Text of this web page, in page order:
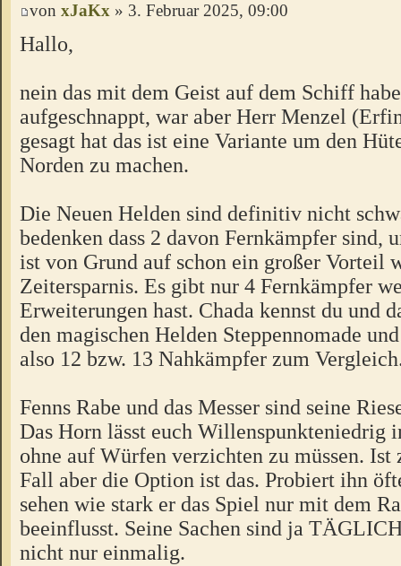
von xJaKx » 3. Februar 2025, 09:00
Hallo,
nein das mit dem Geist auf dem Schiff
aufgeschnappt, war aber Herr Menzel
gesagt hat das ist eine Variante um den
Norden zu machen.
Die Neuen Helden sind definitiv nicht
bedenken dass 2 davon Fernkämpfer sind,
ist von Grund auf schon ein großer Vorteil
Zeitersparnis. Es gibt nur 4 Fernkämpfer
Erweiterungen hast. Chada kennst du und
den magischen Helden Steppennomade
also 12 bzw. 13 Nahkämpfer zum
Fenns Rabe und das Messer sind seine
Das Horn lässt euch Willenspunkteniedrig
ohne auf Würfen verzichten zu müssen.
Fall aber die Option ist das. Probiert ihn
sehen wie stark er das Spiel nur mit dem
beeinflusst. Seine Sachen sind ja
nicht nur einmalig.